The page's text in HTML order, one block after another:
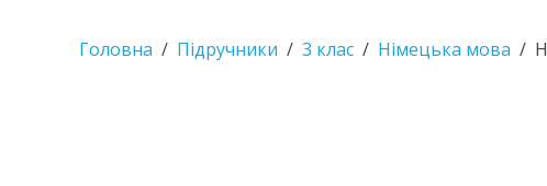
Головна Підручники 3 клас Німецька мова